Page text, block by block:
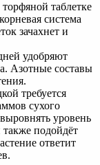
таблетке
система
зачахнет и
удобряют
Азотные составы
требуется
сухого
уровень
также подойдёт
ответит